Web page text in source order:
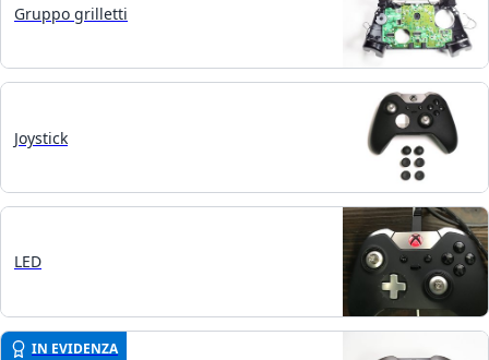
Gruppo grilletti
Joystick
LED
IN EVIDENZA